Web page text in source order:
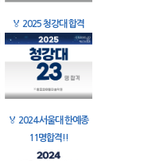
🏅 2025 청강대 합격
🏅 2024 서울대 한예종
11명합격!!